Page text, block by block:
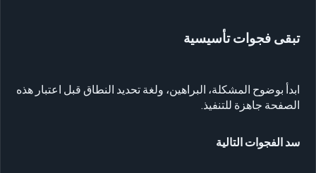
تبقى فجوات تأسيسية
ابدأ بوضوح المشكلة، البراهين، ولغة تحديد النطاق قبل اعتبار هذه
الصفحة جاهزة للتنفيذ.
سد الفجوات التالية